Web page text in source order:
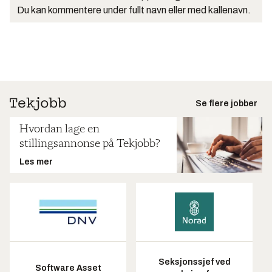
Du kan kommentere under fullt navn eller med kallenavn.
Se flere jobber
Hvordan lage en
stillingsannonse på Tekjobb?
Les mer
Software Asset
Seksjonssjef ved